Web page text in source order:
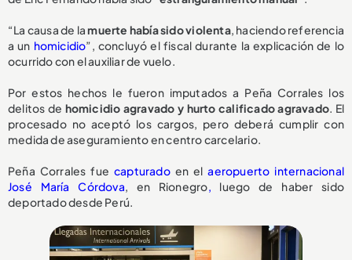
“La causa de lamuerte había sido violenta, haciendo referencia
a un homicidio”, concluyó el fiscal durante la explicación de lo
ocurrido con el auxiliar de vuelo.
Por estos hechos le fueron imputados a Peña Corrales los
delitos de homicidio agravado y hurto calificado agravado. El
procesado no aceptó los cargos, pero deberá cumplir con
medida de aseguramiento en centro carcelario.
Peña Corrales fue capturadoen elaeropuerto internacional
José María Córdova , en Rionegro
luego de haber sido
deportado desde Perú.